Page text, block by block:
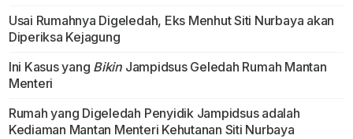
Usai Rumahnya Digeledah, Eks Menhut Siti Nurbaya akan
Diperiksa Kejagung
Ini Kasus yang Bikin Jampidsus Geledah Rumah Mantan
Menteri
Rumah yang Digeledah Penyidik Jampidsus adalah
Kediaman Mantan Menteri Kehutanan Siti Nurbaya